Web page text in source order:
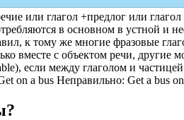
или глагол +предлог или
в основном в устной и
к тому же многие фразовые
вместе с объектом речи,
если между глаголом и
on a bus Неправильно: Get a bus on